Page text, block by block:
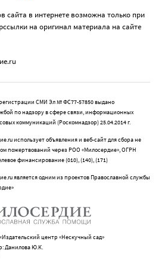
сайта в интернете возможна только при
на оригинал материала на сайте
СМИ Эл № ФС77-57850 выдано
по надзору в сфере связи, информационных
коммуникаций (Роскомнадзор) 25.04.2014 г.
использует объявления и веб-сайт для сбора не
пожертвований через РОО «Милосердие», ОГРН
финансирование (010), (140), (171)
является одним из проектов Православной службы
центр «Нескучный сад»
Данилова Ю.К.